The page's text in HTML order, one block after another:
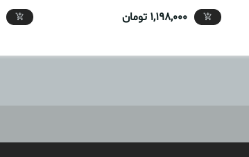
1,198,000 تومان